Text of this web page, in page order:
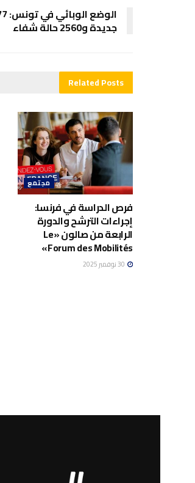
جديدة و2560 حالة شفاء
RelatedPosts
مجتمع
فرص الدراسة في فرنسا:
إجراءات الترشح والدورة
الرابعة من صالون «Le
Forum des Mobilités»